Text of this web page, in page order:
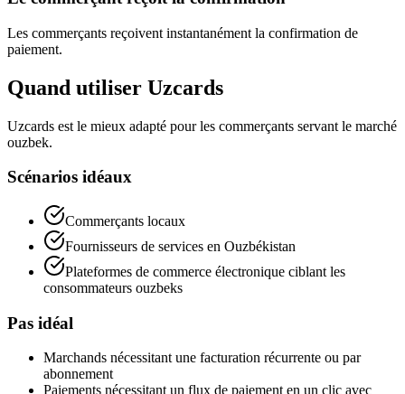
Les commerçants reçoivent instantanément la confirmation de
paiement.
Quand utiliser Uzcards
Uzcards est le mieux adapté pour les commerçants servant le marché
ouzbek.
Scénarios idéaux
Commerçants locaux
Fournisseurs de services en Ouzbékistan
Plateformes de commerce électronique ciblant les
consommateurs ouzbeks
Pas idéal
Marchands nécessitant une facturation récurrente ou par
abonnement
Paiements nécessitant un flux de paiement en un clic avec